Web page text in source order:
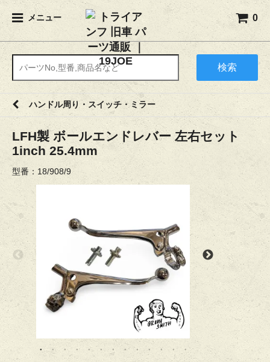
メニュー 0
検索
ハンドル周り・スイッチ・ミラー
LFH製 ボールエンドレバー 左右セット
1inch 25.4mm
型番：18/908/9